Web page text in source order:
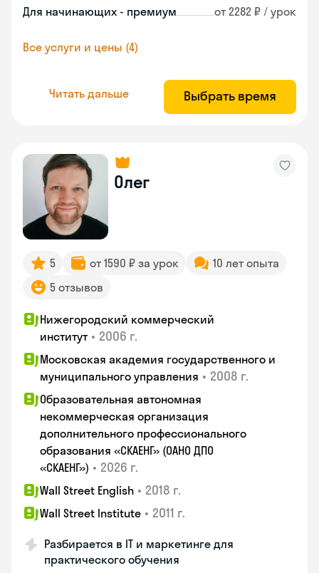
Для начинающих - премиум от 2282 ₽ / урок
Все услуги и цены (4)
Читать дальше Выбрать время
Олег
5 от 1590 ₽ за урок
10 лет опыта
5 отзывов
Нижегородский коммерческий
институт • 2006 г.
Московская академия государственного и
муниципального управления • 2008 г.
Образовательная автономная
некоммерческая организация
дополнительного профессионального
образования «СКАЕНГ» (ОАНО ДПО
«СКАЕНГ») • 2026 г.
Wall Street English • 2018 г.
Wall Street Institute • 2011 г.
Разбирается в IT и маркетинге для
практического обучения